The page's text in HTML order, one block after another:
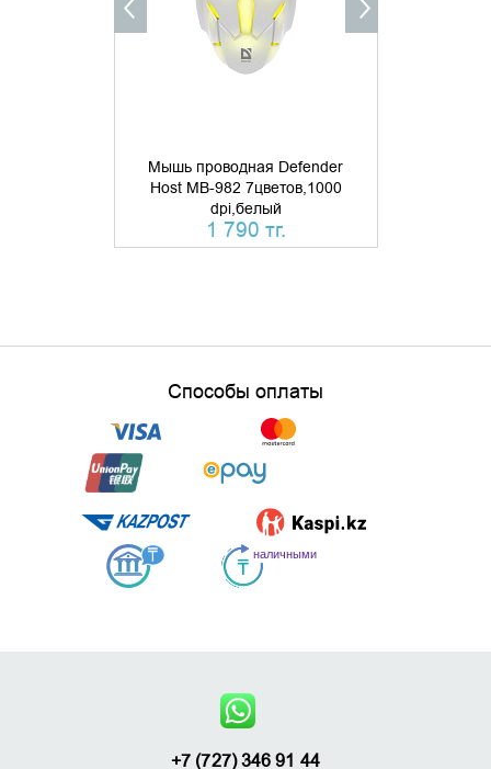
Мышь проводная Defender
Host MB-982 7цветов,1000
dpi,белый
1 790 тг.
Способы оплаты
+7 (727) 346 91 44